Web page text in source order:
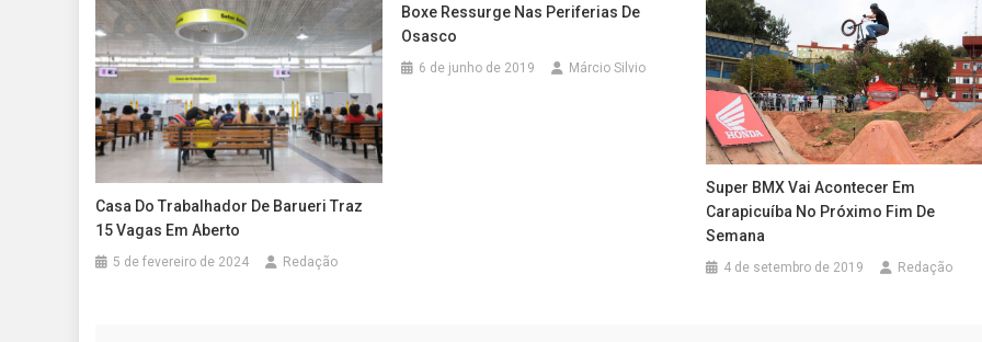
Casa Do Trabalhador De Barueri Traz
15 Vagas Em Aberto
5 de fevereiro de 2024 Redação
Boxe Ressurge Nas Periferias De
Osasco
6 de junho de 2019 Márcio Silvio
Super BMX Vai Acontecer Em
Carapicuíba No Próximo Fim De
Semana
4 de setembro de 2019 Redação